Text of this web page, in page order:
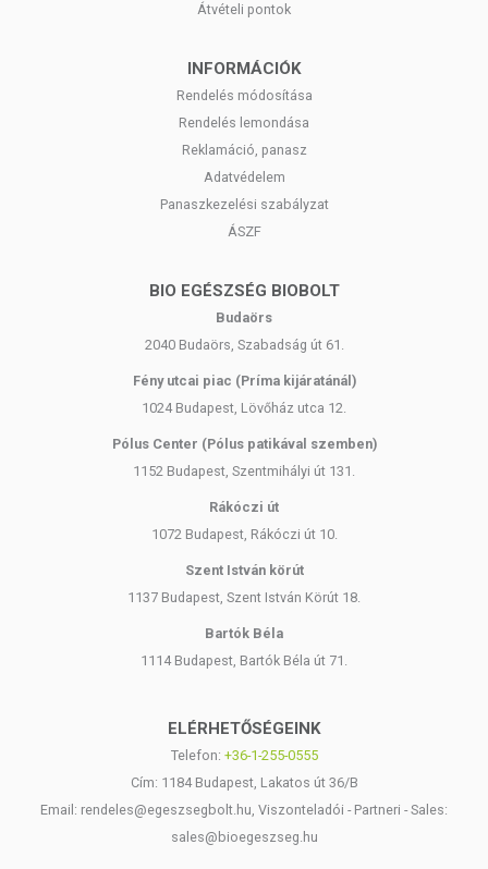
Átvételi pontok
INFORMÁCIÓK
Rendelés módosítása
Rendelés lemondása
Reklamáció, panasz
Adatvédelem
Panaszkezelési szabályzat
ÁSZF
BIO EGÉSZSÉG BIOBOLT
Budaörs
2040 Budaörs, Szabadság út 61.
Fény utcai piac (Príma kijáratánál)
1024 Budapest, Lövőház utca 12.
Pólus Center (Pólus patikával szemben)
1152 Budapest, Szentmihályi út 131.
Rákóczi út
1072 Budapest, Rákóczi út 10.
Szent István körút
1137 Budapest, Szent István Körút 18.
Bartók Béla
1114 Budapest, Bartók Béla út 71.
ELÉRHETŐSÉGEINK
Telefon: +36-1-255-0555
Cím: 1184 Budapest, Lakatos út 36/B
Email: rendeles@egeszsegbolt.hu, Viszonteladói - Partneri - Sales:
sales@bioegeszseg.hu